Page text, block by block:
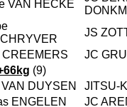
VAN HECKE
JS
CREEMERS
JC
(9)
DUYSEN
JITSU-
ENGELEN
JC